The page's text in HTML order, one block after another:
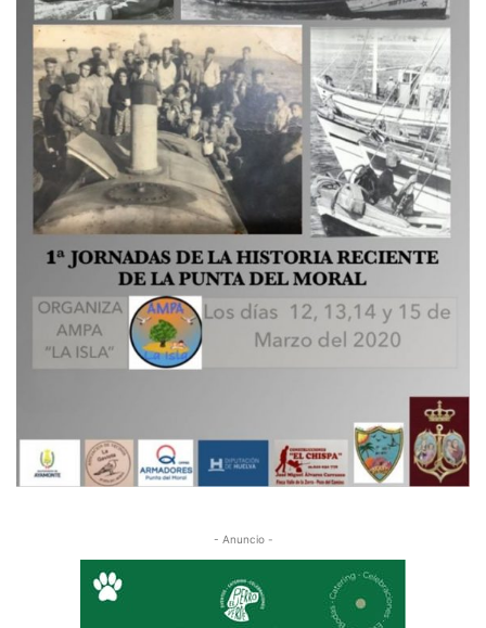
- Anuncio -